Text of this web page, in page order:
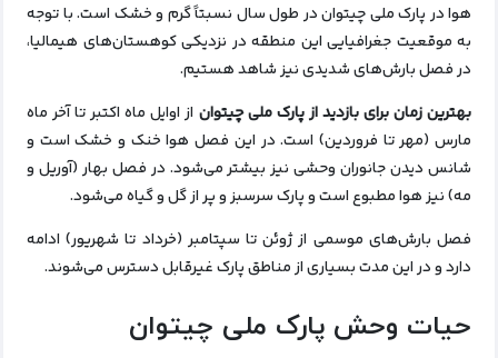
هوا در پارک ملی چیتوان در طول سال نسبتاً گرم و خشک است. با توجه
به موقعیت جغرافیایی این منطقه در نزدیکی کوهستان‌های هیمالیا،
در فصل بارش‌های شدیدی نیز شاهد هستیم.
بهترین زمان برای بازدید از پارک ملی چیتوان از اوایل ماه اکتبر تا آخر ماه
مارس (مهر تا فروردین) است. در این فصل هوا خنک و خشک است و
شانس دیدن جانوران وحشی نیز بیشتر می‌شود. در فصل بهار (آوریل و
مه) نیز هوا مطبوع است و پارک سرسبز و پر از گل و گیاه می‌شود.
فصل بارش‌های موسمی از ژوئن تا سپتامبر (خرداد تا شهریور) ادامه
دارد و در این مدت بسیاری از مناطق پارک غیرقابل دسترس می‌شوند.
حیات وحش پارک ملی چیتوان